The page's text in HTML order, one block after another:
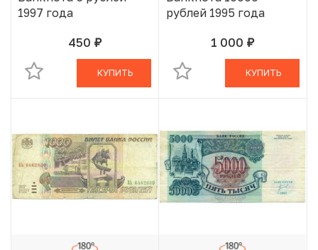
1997 года
450 руб.
В КОРЗИНЕ
КУПИТЬ
рублей 1995 года
1 000 руб.
В КОРЗИНЕ
КУПИТЬ